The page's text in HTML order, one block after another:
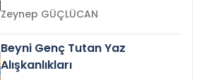
Zeynep GÜÇLÜCAN
Beyni Genç Tutan Yaz
Alışkanlıkları